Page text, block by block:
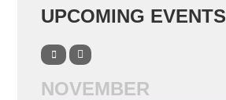
UPCOMING EVENTS
NOVEMBER